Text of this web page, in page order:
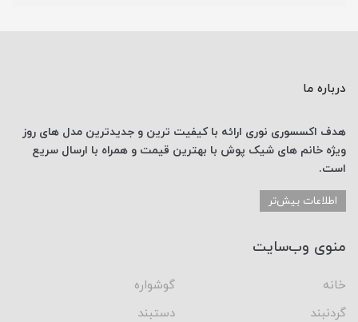
درباره ما
هدف اکسسوری نوری ارائه با کیفیت ترین و جدیدترین مدل های روز
ویژه خانم های شیک پوش با بهترین قیمت و همراه با ارسال سریع
است.
اطلاعات بیش‌تر
منوی وب‌سایت
خانه
گوشواره
گردنبند
دستبند